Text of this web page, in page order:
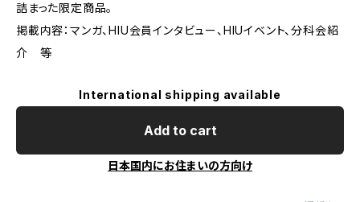
詰まった限定商品。
掲載内容：マンガ、HIU会員インタビュー、HIUイベント、分科会紹
介 等
International shipping available
Add to cart
日本国内にお住まいの方向け